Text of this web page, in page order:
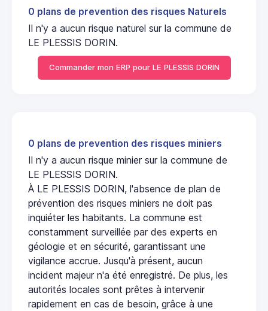
0 plans de prevention des risques Naturels
Il n'y a aucun risque naturel sur la commune de
LE PLESSIS DORIN.
Commander mon ERP pour LE PLESSIS DORIN
0 plans de prevention des risques miniers
Il n'y a aucun risque minier sur la commune de
LE PLESSIS DORIN.
À LE PLESSIS DORIN, l'absence de plan de
prévention des risques miniers ne doit pas
inquiéter les habitants. La commune est
constamment surveillée par des experts en
géologie et en sécurité, garantissant une
vigilance accrue. Jusqu'à présent, aucun
incident majeur n'a été enregistré. De plus, les
autorités locales sont prêtes à intervenir
rapidement en cas de besoin, grâce à une